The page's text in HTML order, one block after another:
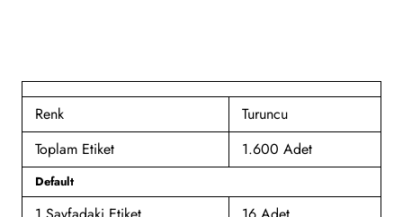
Renk
Turuncu
Toplam Etiket
1.600 Adet
Default